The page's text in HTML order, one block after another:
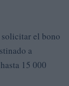
solicitar el bono
a
15 000